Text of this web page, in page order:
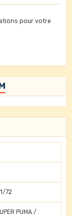
pour votre
72
PUMA /